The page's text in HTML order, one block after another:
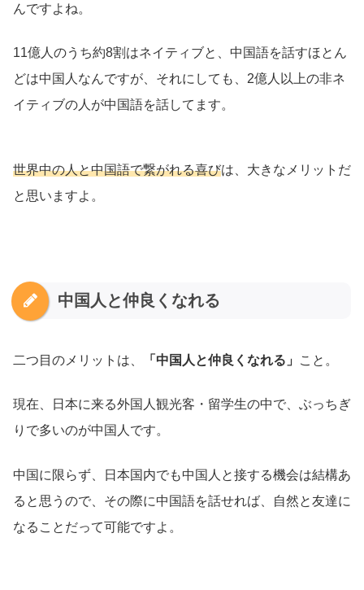
んですよね。
11億人のうち約8割はネイティブと、中国語を話すほとん
どは中国人なんですが、それにしても、2億人以上の非ネ
イティブの人が中国語を話してます。
世界中の人と中国語で繋がれる喜びは、大きなメリットだ
と思いますよ。
中国人と仲良くなれる
二つ目のメリットは、 「中国人と仲良くなれる」 こと。
現在、日本に来る外国人観光客・留学生の中で、ぶっちぎ
りで多いのが中国人です。
中国に限らず、日本国内でも中国人と接する機会は結構あ
ると思うので、その際に中国語を話せれば、自然と友達に
なることだって可能ですよ。